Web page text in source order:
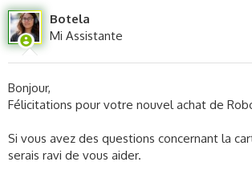
plat. Elle doit avoir au moins 0,5 mètre
chaque côté et au moins 1,5 mètre
Assurez-vous qu'il n'y a pas d'obstacle qui
avec le trajet du robot vers la station.
2. **Vérifier l'alimentation de la station de
Botela
Mi Assistante
Bonjour,
Félicitations pour votre nouvel achat de
Si vous avez des questions concernant la
serais ravi de vous aider.